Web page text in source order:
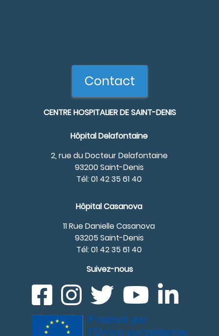
Contact
CENTRE HOSPITALIER DE SAINT-DENIS
Hôpital Delafontaine
2, rue du Docteur Delafontaine
93200 Saint-Denis
Tél: 01 42 35 61 40
Hôpital Casanova
11 Rue Danielle Casanova
93205 Saint-Denis
Tél: 01 42 35 61 40
Suivez-nous